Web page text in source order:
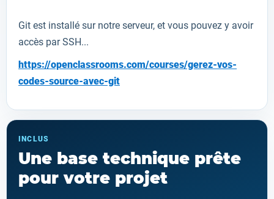
Git est installé sur notre serveur, et vous pouvez y avoir
accès par SSH...
https://openclassrooms.com/courses/gerez-vos-
codes-source-avec-git
INCLUS
Une base technique prête
pour votre projet